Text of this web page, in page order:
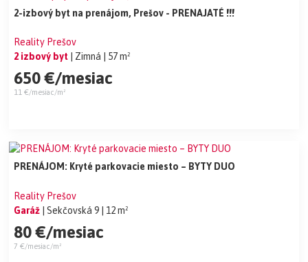
2-izbový byt na prenájom, Prešov - PRENAJATÉ !!!
Reality Prešov
2 izbový byt
| Zimná | 57 m²
650 €/mesiac
11 €/mesiac/m²
PRENÁJOM: Kryté parkovacie miesto – BYTY DUO
Reality Prešov
Garáž | Sekčovská 9 | 12 m²
80 €/mesiac
7 €/mesiac/m²